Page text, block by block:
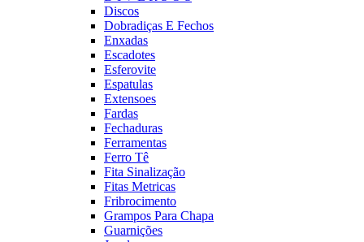
Discos
Dobradiças E Fechos
Enxadas
Escadotes
Esferovite
Espatulas
Extensoes
Fardas
Fechaduras
Ferramentas
Ferro Tê
Fita Sinalização
Fitas Metricas
Fribrocimento
Grampos Para Chapa
Guarnições